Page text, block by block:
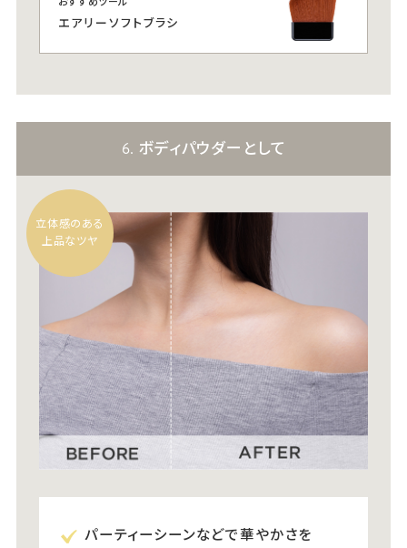
エアリーソフトブラシ
6. ボディパウダーとして
立体感のある
上品なツヤ
パーティーシーンなどで華やかさを